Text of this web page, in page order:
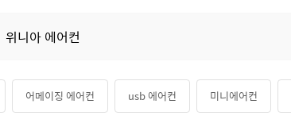
어메이징 에어컨 usb 에어컨 미니에어컨